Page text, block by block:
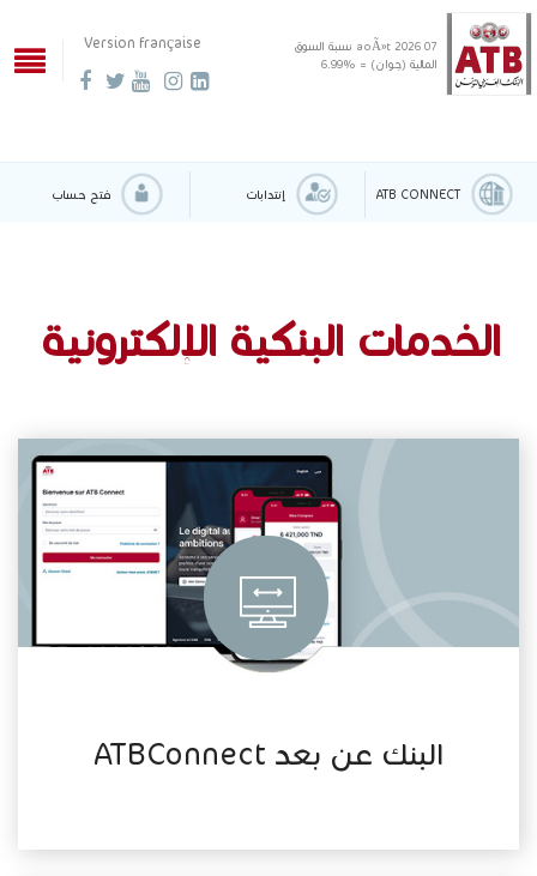
Version française 07 aoÃ»t 2026
نسبة السوق
المالية (جوان) = %6.99
ATB CONNECT إنتدابات فتح حساب
الخدمات البنكية الإلكترونية
البنك عن بعد ATBConnect